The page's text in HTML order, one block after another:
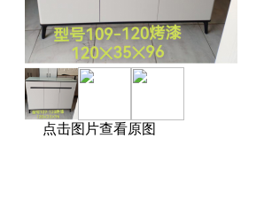
点击图片查看原图